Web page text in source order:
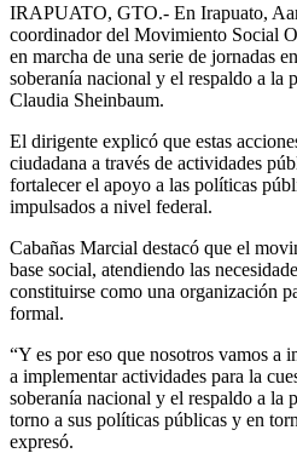
IRAPUATO, GTO.- En Irapuato,
coordinador del Movimiento Social
en marcha de una serie de jornadas
soberanía nacional y el respaldo a la
Claudia Sheinbaum.
El dirigente explicó que estas
ciudadana a través de actividades
fortalecer el apoyo a las políticas
impulsados a nivel federal.
Cabañas Marcial destacó que el
base social, atendiendo las
constituirse como una organización
formal.
“Y es por eso que nosotros vamos a
a implementar actividades para la
soberanía nacional y el respaldo a la
torno a sus políticas públicas y en
expresó.